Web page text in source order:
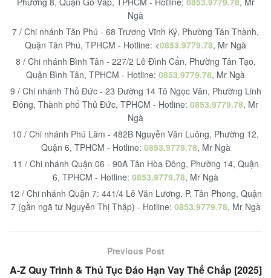
Ngà
7 / Chi nhánh Tân Phú - 68 Trương Vĩnh Ký, Phường Tân Thành,
Quận Tân Phú, TPHCM - Hotline: <0853.9779.78, Mr Ngà
8 / Chi nhánh Bình Tân - 227/2 Lê Đình Cẩn, Phường Tân Tạo,
Quận Bình Tân, TPHCM - Hotline: 0853.9779.78, Mr Ngà
9 / Chi nhánh Thủ Đức - 23 Đường 14 Tô Ngọc Vân, Phường Linh
Đông, Thành phố Thủ Đức, TPHCM - Hotline: 0853.9779.78, Mr
Ngà
10 / Chi nhánh Phú Lâm - 482B Nguyễn Văn Luông, Phường 12,
Quận 6, TPHCM - Hotline: 0853.9779.78, Mr Ngà
11 / Chi nhánh Quận 06 - 90A Tân Hòa Đông, Phường 14, Quận
6, TPHCM - Hotline: 0853.9779.78, Mr Ngà
12 / Chi nhánh Quận 7: 441/4 Lê Văn Lương, P. Tân Phong, Quận
7 (gần ngã tư Nguyễn Thị Thập) - Hotline: 0853.9779.78, Mr Ngà
Previous Post
A-Z Quy Trình & Thủ Tục Đáo Hạn Vay Thế Chấp [2025]